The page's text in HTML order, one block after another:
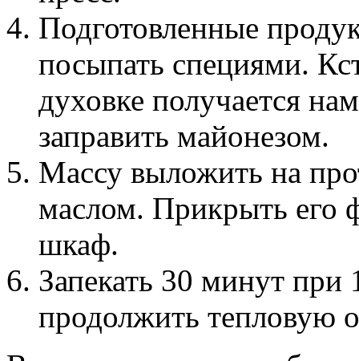
Подготовленные
посыпать специями.
духовке получается
заправить майонезом.
Массу выложить на
маслом. Прикрыть его
шкаф.
Запекать 30 минут при
продолжить тепловую